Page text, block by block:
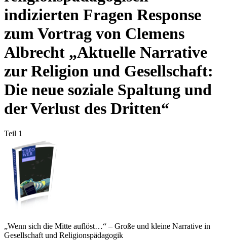
indizierten Fragen Response
zum Vortrag von Clemens
Albrecht „Aktuelle Narrative
zur Religion und Gesellschaft:
Die neue soziale Spaltung und
der Verlust des Dritten“
Teil 1
„Wenn sich die Mitte auflöst…“ – Große und kleine Narrative in
Gesellschaft und Religionspädagogik